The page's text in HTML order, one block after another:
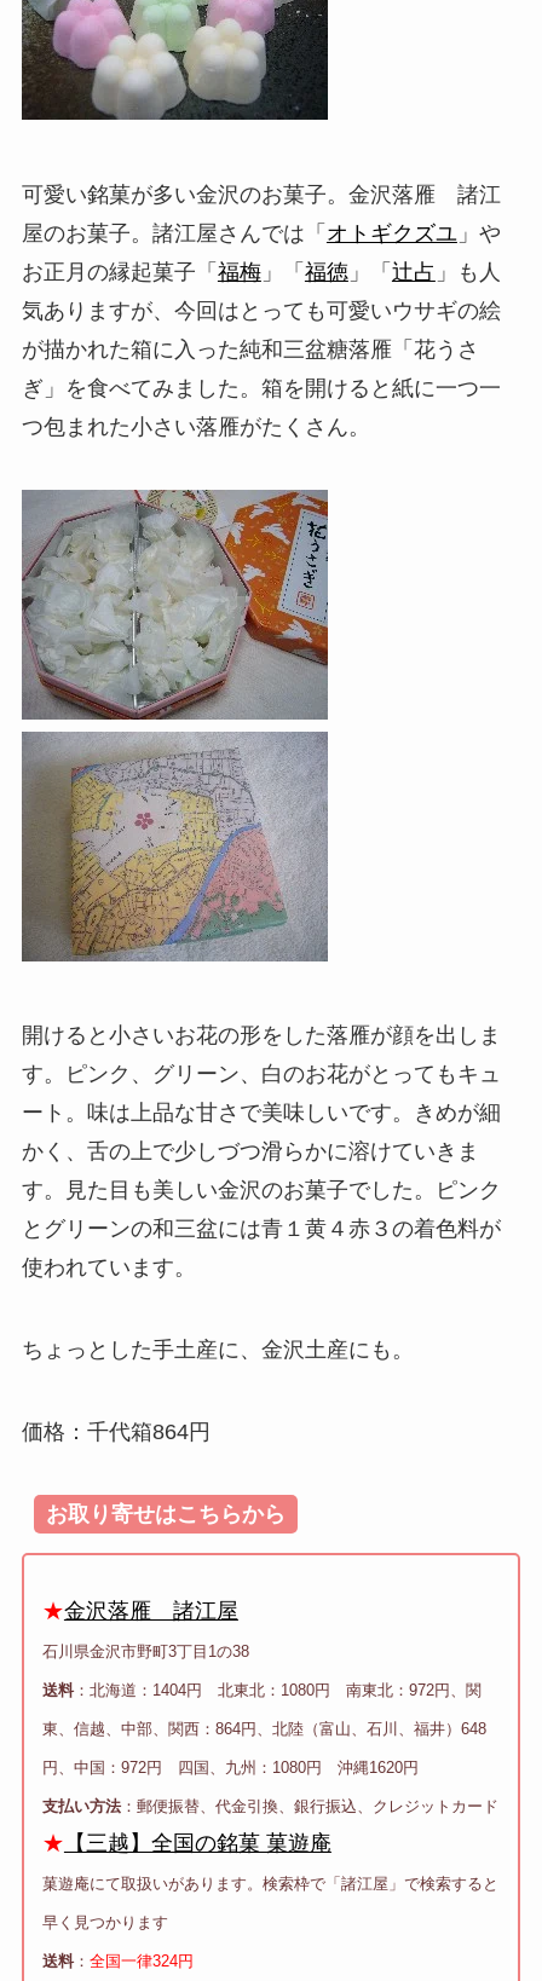
可愛い銘菓が多い金沢のお菓子。金沢落雁 諸江
屋のお菓子。諸江屋さんでは「 オトギクズユ」や
お正月の縁起菓子「 福梅」「 福徳」「 辻占 」も人
気ありますが、今回はとっても可愛いウサギの絵
が描かれた箱に入った純和三盆糖落雁「花うさ
ぎ」を食べてみました。箱を開けると紙に一つ一
つ包まれた小さい落雁がたくさん。
開けると小さいお花の形をした落雁が顔を出しま
す。ピンク、グリーン、白のお花がとってもキュ
ート。味は上品な甘さで美味しいです。きめが細
かく、舌の上で少しづつ滑らかに溶けていきま
す。見た目も美しい金沢のお菓子でした。ピンク
とグリーンの和三盆には青１黄４赤３の着色料が
使われています。
ちょっとした手土産に、金沢土産にも。
価格：千代箱864円
お取り寄せはこちらから
★金沢落雁 諸江屋
石川県金沢市野町3丁目1の38
送料：北海道：1404円 北東北：1080円 南東北：972円、関
東、信越、中部、関西：864円、北陸（富山、石川、福井）648
円、中国：972円 四国、九州：1080円 沖縄1620円
支払い方法：郵便振替、代金引換、銀行振込、クレジットカード
★ 【三越】全国の銘菓 菓遊庵
菓遊庵にて取扱いがあります。検索枠で「諸江屋」で検索すると
早く見つかります
送料： 全国一律324円